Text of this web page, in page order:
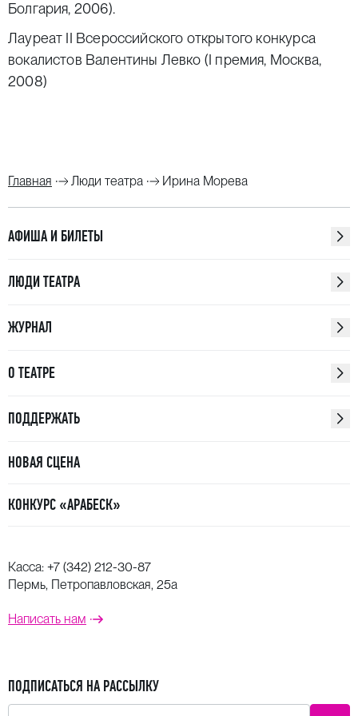
Принимала участие в международных фестивалях
Мстислава Ростроповича в Баку и Оренбурге,
«Шелковый путь» в Астане, «Дыхание Байкала»
Болгария, 2006).
Лауреат II Всероссийского открытого конкурса
вокалистов Валентины Левко (I премия, Москва,
2008)
Главная Люди театра Ирина Морева
АФИША И БИЛЕТЫ
ЛЮДИ ТЕАТРА
ЖУРНАЛ
О ТЕАТРЕ
ПОДДЕРЖАТЬ
НОВАЯ СЦЕНА
КОНКУРС «АРАБЕСК»
Касса: +7 (342) 212-30-87
Пермь, Петропавловская, 25а
Написать нам
ПОДПИСАТЬСЯ НА РАССЫЛКУ